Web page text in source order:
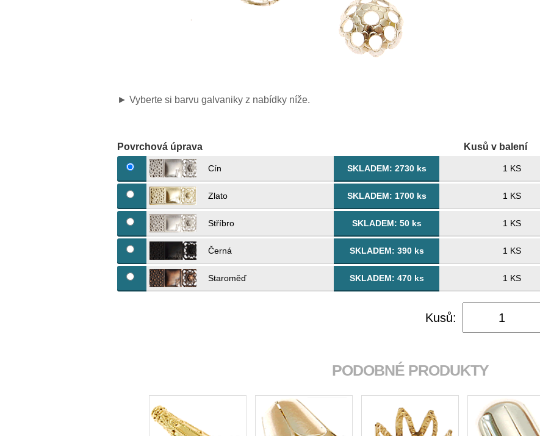
► Vyberte si barvu galvaniky z nabídky níže.
Povrchová úprava Kusů v balení
Cín SKLADEM: 2730 ks 1 KS
Zlato SKLADEM: 1700 ks 1 KS
Stříbro SKLADEM: 50 ks 1 KS
Černá SKLADEM: 390 ks 1 KS
Staroměď SKLADEM: 470 ks 1 KS
Kusů:
PODOBNÉ PRODUKTY